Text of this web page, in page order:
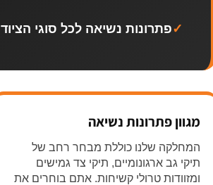
✓פתרונות נשיאה לכל סוגי הציוד
מגוון פתרונות נשיאה
המחלקה שלנו כוללת מבחר רחב של
תיקי גב ארגונומיים, תיקי צד גמישים
ומזוודות טרולי קשיחות. אתם בוחרים את